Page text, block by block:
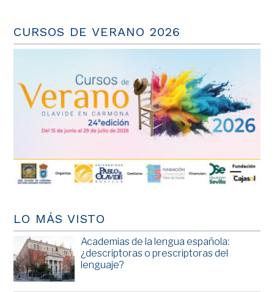
CURSOS DE VERANO 2026
LO MÁS VISTO
Academias de la lengua española:
¿descriptoras o prescriptoras del
lenguaje?